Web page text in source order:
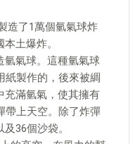
造了1萬個氫氣球炸
土爆炸。
氫氣球。這種氫氣球
紙製作的，後來被綢
充滿氫氣，使其擁有
帶上天空。除了炸彈
36個沙袋。